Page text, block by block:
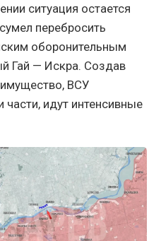
ситуация остается
перебросить
оборонительным
Гай — Искра. Создав
ВСУ
идут интенсивные